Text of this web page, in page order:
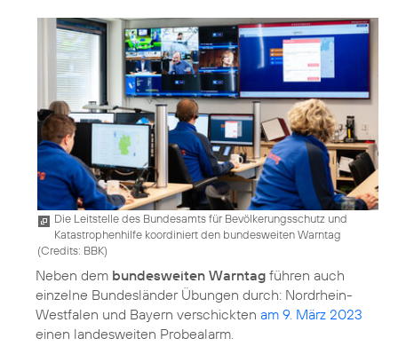
Die Leitstelle des Bundesamts für Bevölkerungsschutz und
Katastrophenhilfe koordiniert den bundesweiten Warntag
(Credits: BBK)
Neben dem bundesweiten Warntag führen auch
einzelne Bundesländer Übungen durch: Nordrhein-
Westfalen und Bayern verschickten am 9. März 2023
einen landesweiten Probealarm.